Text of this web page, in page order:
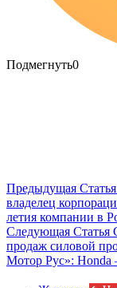
Подмегнуть0
Предыдущая Статья
владелец
летия компании в
Следующая Статья
продаж силовой
Мотор Рус»: